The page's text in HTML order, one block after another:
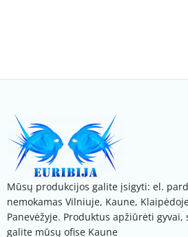
Mūsų produkcijos galite įsigyti: el.
nemokamas Vilniuje, Kaune,
Panevėžyje. Produktus apžiūrėti
galite mūsų ofise Kaune